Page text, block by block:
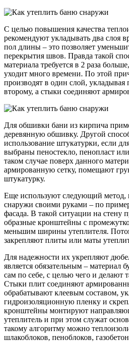
С целью повышения качества
рекомендуют укладывать два слоя
пол длины – это позволяет
перекрытия швов. Правда такой
материала требуется в 2 раза
уходит много времени. По этой
производят в один слой, укладывая
второму, а стыки соединяют
Для обшивки бани из кирпича
деревянную обшивку. Другой
использование штукатурки, если
выбраны пеностекло, пенопласт
таком случае поверх данного
армированную сетку, помещают
штукатурку.
Еще используют следующий метод,
снаружи своими руками – по
фасада. В такой ситуации на стену
образные кронштейны с
меньшим ширины утеплителя.
закрепляют плиты или маты
Для надежности их укрепляют
является обязательным – материал
сам по себе, с целью чего и делают
Стыки плит соединяют
обрабатывают клеевым составом,
гидроизоляционную пленку и
кронштейны монтируют
утеплитель и при этом служат
такому алгоритму можно
шлакоблоков, пеноблоков,